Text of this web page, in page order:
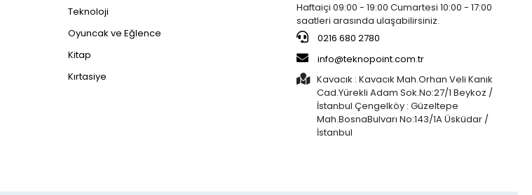
Teknoloji
Oyuncak ve Eğlence
Kitap
Kırtasiye
Haftaiçi 09:00 - 19:00 Cumartesi 10:00 - 17:00
saatleri arasında ulaşabilirsiniz.
0216 680 2780
info@teknopoint.com.tr
Kavacık : Kavacık Mah.Orhan Veli Kanık
Cad.Yürekli Adam Sok.No:27/1 Beykoz /
İstanbul Çengelköy : Güzeltepe
Mah.BosnaBulvarı No:143/1A Üsküdar /
İstanbul